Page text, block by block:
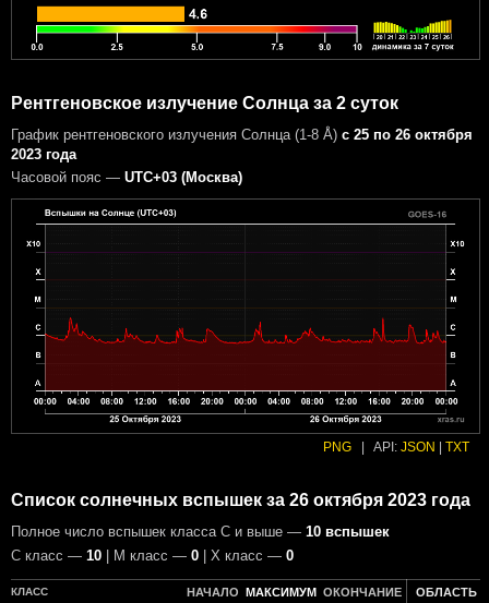
Рентгеновское излучение Солнца за 2 суток
График рентгеновского излучения Солнца (1-8 Å) с 25 по 26 октября
2023 года
Часовой пояс — UTC+03 (Москва)
PNG API: JSON TXT
Список солнечных вспышек за 26 октября 2023 года
Полное число вспышек класса C и выше — 10 вспышек
С класс — 10 | М класс — 0 | X класс — 0
КЛАСС НАЧАЛО МАКСИМУМ ОКОНЧАНИЕ ОБЛАСТЬ